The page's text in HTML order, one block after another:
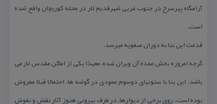
آرامگاه پیرسرخ در جنوب غربی شهرقدیم لار در محله كوریچان واقع شده
است.
قدمت این بنا به دوران صفویه میرسد.
گرچه امروزه بخش عمده آن ویران شده، معهذا یكی از اماكن مقدس لار می
باشد. این بنا با ستونهای دوسوم عمودی در گوشه ها، احتمالا قبلا مفروش
بوده است. روی برخی از دیوارها، در طرف بیرونی هنوز آثار نقش و نقوش